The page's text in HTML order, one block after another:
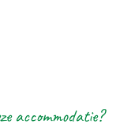
accommodatie?